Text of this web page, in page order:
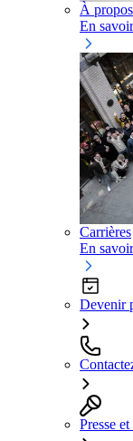
À
En
Carrières
En
Devenir
Presse